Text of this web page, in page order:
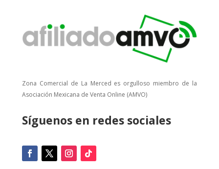
Zona Comercial de La Merced es orgulloso miembro de la
Asociación Mexicana de Venta Online (AMVO)
Síguenos en redes sociales